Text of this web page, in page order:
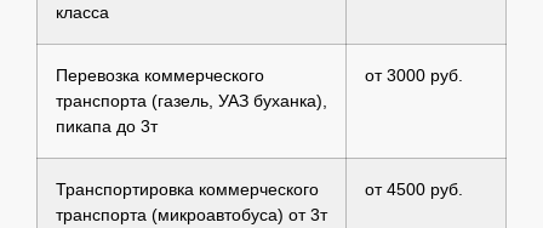
класса
Перевозка коммерческого
транспорта (газель, УАЗ буханка),
пикапа до 3т
от 3000 руб.
Транспортировка коммерческого
транспорта (микроавтобуса) от 3т
от 4500 руб.